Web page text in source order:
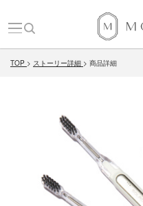
TOP ストーリー詳細 商品詳細